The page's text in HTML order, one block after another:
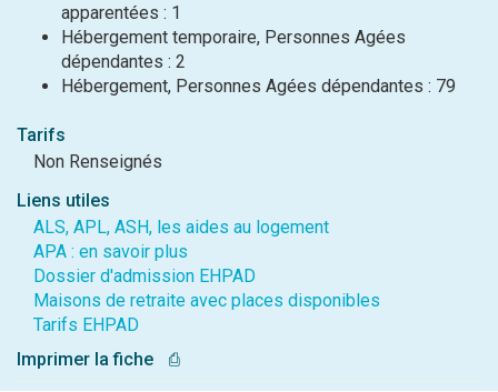
apparentées : 1
Hébergement temporaire, Personnes Agées
dépendantes : 2
Hébergement, Personnes Agées dépendantes : 79
Tarifs
Non Renseignés
Liens utiles
ALS, APL, ASH, les aides au logement
APA : en savoir plus
Dossier d'admission EHPAD
Maisons de retraite avec places disponibles
Tarifs EHPAD
Imprimer la fiche
⎙